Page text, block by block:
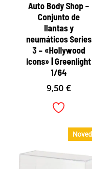
Auto Body Shop –
Conjunto de
llantas y
neumáticos Series
3 – «Hollywood
Icons» | Greenlight
1/64
9,50€